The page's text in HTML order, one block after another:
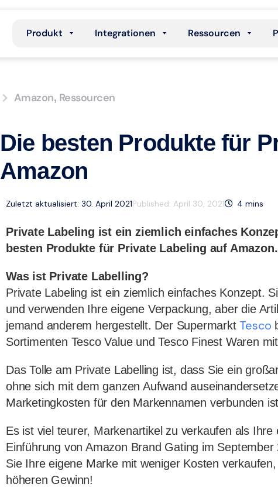
Produkt Integrationen Ressourcen
Amazon, Ressourcen
Die besten Produkte für
Amazon
Zuletzt aktualisiert: 30. April 2021Published: April 30, 2021 4 mins
Private Labeling ist ein ziemlich einfaches
besten Produkte für Private Labeling auf Amazon.
Was ist Private Labelling?
Private Labeling ist ein ziemlich einfaches Konzept.
und verwenden Ihre eigene Verpackung, aber die
jemand anderem hergestellt. Der Supermarkt Tesco
Sortimenten Tesco Value und Tesco Finest Waren
Das Tolle am Private Labelling ist, dass Sie ein
ohne sich mit dem ganzen Aufwand
Marketingkosten für den Markennamen verbunden
Es ist viel teurer, Markenartikel zu verkaufen als
Einführung von Amazon Brand Gating im
Sie Ihre eigene Marke mit weniger Kosten
höheren Gewinn!